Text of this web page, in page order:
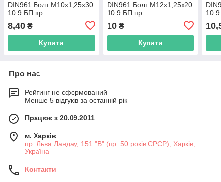
DIN961 Болт М10х1,25х30
10.9 БП пр
8,40 ₴
Купити
DIN961 Болт М12х1,25х20
10.9 БП пр
10₴
Купити
Про нас
Рейтинг не сформований
Менше 5 відгуків за останній рік
Працює з 20.09.2011
м. Харків
пр. Льва Ландау, 151 "В" (пр. 50 років СРСР), Харків,
Україна
Контакти